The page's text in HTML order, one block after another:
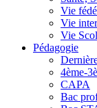
Vie
Vie
Vie
Pédagogie
4ème-
CAPA
Bac